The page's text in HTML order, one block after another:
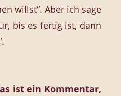
willst“. Aber ich sage
bis es fertig ist, dann
ist ein Kommentar,